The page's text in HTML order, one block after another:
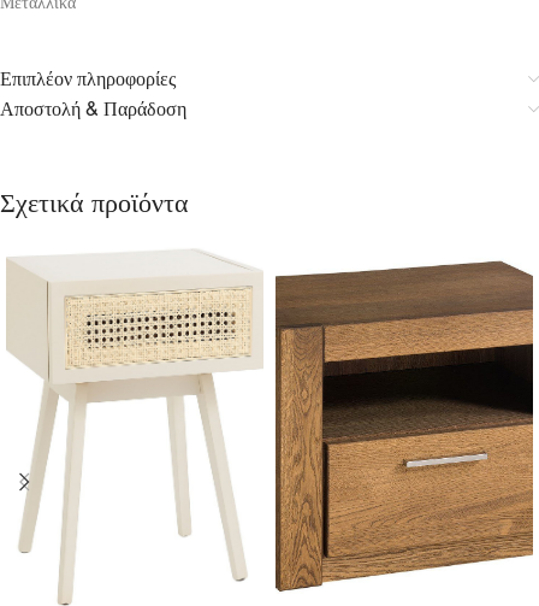
Επιπλέον πληροφορίες
Αποστολή & Παράδοση
Σχετικά προϊόντα